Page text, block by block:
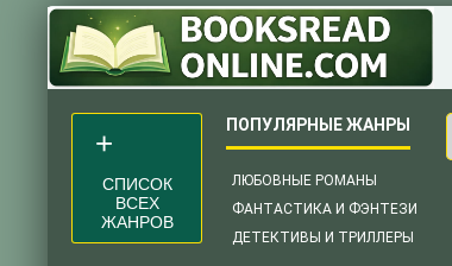
ЛЮБОВНЫЕ РОМАНЫ
ФАНТАСТИКА И ФЭНТЕЗИ
ДЕТЕКТИВЫ И ТРИЛЛЕРЫ
СПИСОК
ВСЕХ
ЖАНРОВ